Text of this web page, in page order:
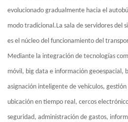
evolucionado gradualmente hacia el
modo tradicional.La sala de servidores del
es el núcleo del funcionamiento del
Mediante la integración de tecnologías
móvil, big data e información geoespacial,
asignación inteligente de vehículos,
ubicación en tiempo real, cercos
seguridad, administración de gastos,